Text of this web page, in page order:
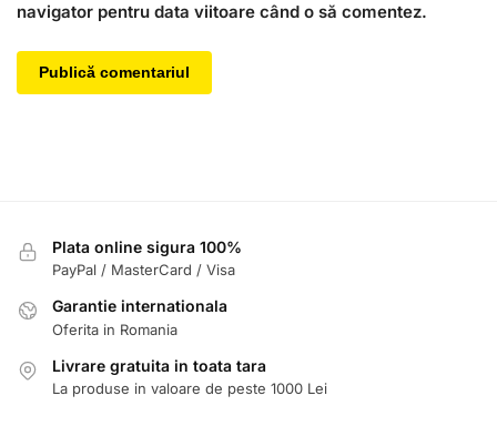
navigator pentru data viitoare când o să comentez.
Plata online sigura 100%
PayPal / MasterCard / Visa
Garantie internationala
Oferita in Romania
Livrare gratuita in toata tara
La produse in valoare de peste 1000 Lei